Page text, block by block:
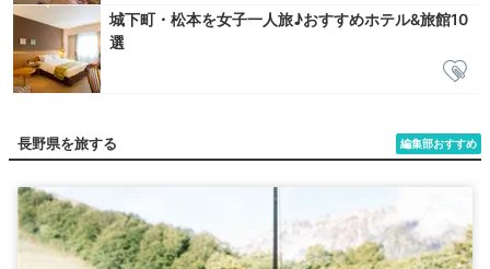
城下町・松本を女子一人旅♪おすすめホテル&旅館10
選
編集部おすすめ
長野県を旅する